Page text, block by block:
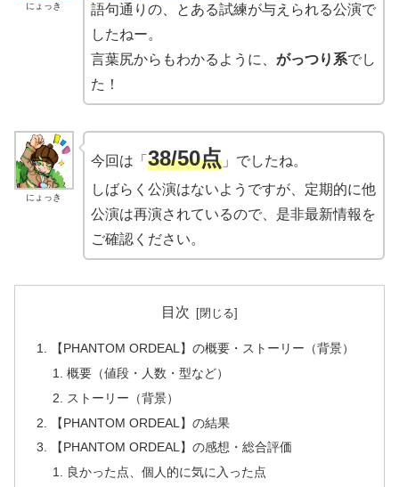
にょっき
語句通りの、とある試練が与えられる公演で
したねー。
言葉尻からもわかるように、 がっつり系でし
た！
にょっき
今回は「 38/50点」でしたね。
しばらく公演はないようですが、定期的に他
公演は再演されているので、是非最新情報を
ご確認ください。
目次
【PHANTOM ORDEAL】の概要・ストーリー（背景）
概要（値段・人数・型など）
ストーリー（背景）
【PHANTOM ORDEAL】の結果
【PHANTOM ORDEAL】の感想・総合評価
良かった点、個人的に気に入った点